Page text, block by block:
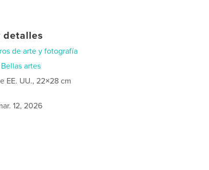
detalles
de arte y fotografía
Bellas artes
EE. UU., 22×28 cm
12, 2026